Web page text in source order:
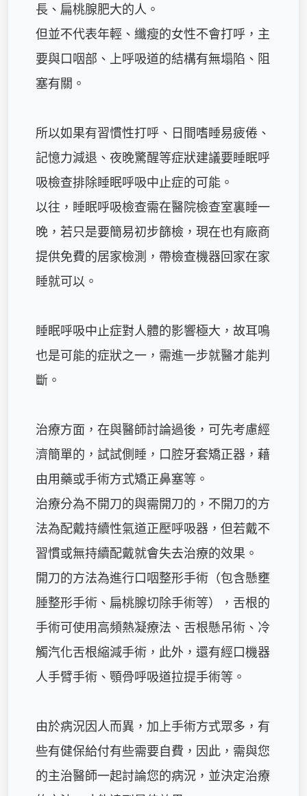
長、扁桃腺肥大的人。
但並不代表年輕、纖瘦的女性不會打呼，主
要與口咽部、上呼吸道的結構有無塌陷、阻
塞有關。
所以如果有習慣性打呼、日間嗜睡易疲倦、
記憶力減退、夜晚驚醒等症狀建議要睡眠呼
吸檢查排除睡眠呼吸中止症的可能。
以往，睡眠呼吸檢查需在醫院檢查室裏睡一
晚，若只是要簡易初步篩檢，現在也有廠商
提供免費的居家檢測，帶檢查機器回家在家
睡就可以。
睡眠呼吸中止症對人體的影響極大，故耳鳴
也是可能的症狀之一，需進一步就醫才能判
斷。
治療方面，在與醫師討論過後，可先考慮經
濟簡單的，試試側睡，口腔牙套矯正器，藉
由用藥或手術方式矯正鼻塞等。
治療分為不開刀的與需開刀的，不開刀的方
法為配戴持續性氣道正壓呼吸器，但若戴不
習慣或無持續配戴就會失去治療的效果。
開刀的方法為進行口咽整形手術（包含懸壅
腄整形手術、扁桃腺切除手術等），舌根的
手術可使用高頻熱凝療法、舌根懸吊術、冷
觸汽化舌根縮減手術，此外，還有經口機器
人手臂手術、顎骨呼吸道拉提手術等。
由於病況因人而異，加上手術方式眾多，有
些有健保給付有些需要自費，因此，需與您
的主治醫師一起討論您的病況，並決定治療